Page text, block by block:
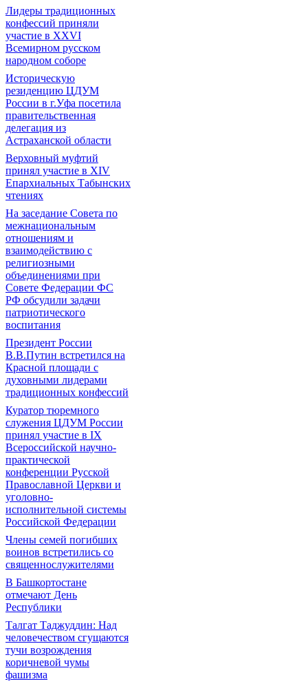
Лидеры традиционных
конфессий приняли
участие в XXVI
Всемирном русском
народном соборе
Историческую
резиденцию ЦДУМ
России в г.Уфа посетила
правительственная
делегация из
Астраханской области
Верховный муфтий
принял участие в ХIV
Епархиальных Табынских
чтениях
На заседание Совета по
межнациональным
отношениям и
взаимодействию с
религиозными
объединениями при
Совете Федерации ФС
РФ обсудили задачи
патриотического
воспитания
Президент России
В.В.Путин встретился на
Красной площади с
духовными лидерами
традиционных конфессий
Куратор тюремного
служения ЦДУМ России
принял участие в IX
Всероссийской научно-
практической
конференции Русской
Православной Церкви и
уголовно-
исполнительной системы
Российской Федерации
Члены семей погибших
воинов встретились со
священнослужителями
В Башкортостане
отмечают День
Республики
Талгат Таджуддин: Над
человечеством сгущаются
тучи возрождения
коричневой чумы
фашизма